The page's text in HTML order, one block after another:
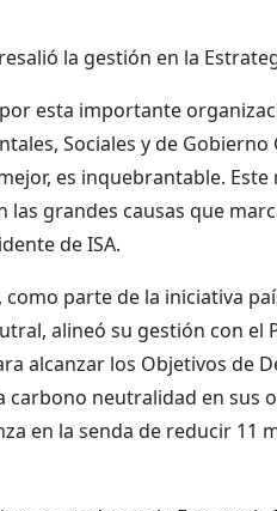
la gestión en la
esta importante
Sociales y de
es inquebrantable.
grandes causas que
de ISA.
parte de la iniciativa
alineó su gestión con el
alcanzar los Objetivos de
carbono neutralidad en sus
en la senda de reducir 11